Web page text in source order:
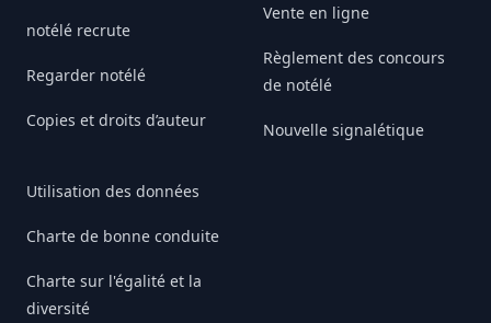
notélé recrute
Regarder notélé
Copies et droits d’auteur
Utilisation des données
Charte de bonne conduite
Charte sur l'égalité et la
diversité
Vente en ligne
Règlement des concours
de notélé
Nouvelle signalétique